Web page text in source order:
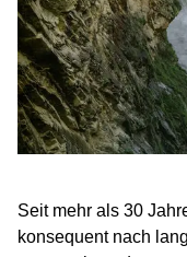
Verbindliche
Tipps und Tricks, um
Seit mehr als 30
konsequent nach